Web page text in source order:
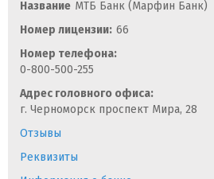
Название МТБ Банк (Марфин Банк)
Номер лицензии: 66
Номер телефона:
0-800-500-255
Адрес головного офиса:
г. Черноморск проспект Мира, 28
Отзывы
Реквизиты